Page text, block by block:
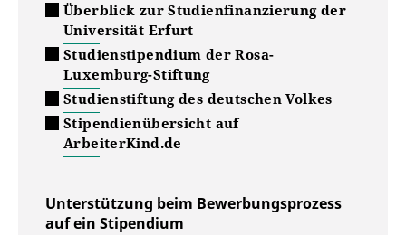
Überblick zur Studienfinanzierung der
Universität Erfurt
Studienstipendium der Rosa-
Luxemburg-Stiftung
Studienstiftung des deutschen Volkes
Stipendienübersicht auf
ArbeiterKind.de
Unterstützung beim Bewerbungsprozess
auf ein Stipendium